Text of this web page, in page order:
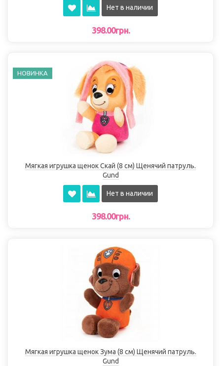
Нет в наличии
398.00грн.
НОВИНКА
Мягкая игрушка щенок Скай (8 см) Щенячий патруль.
Gund
Нет в наличии
398.00грн.
Мягкая игрушка щенок Зума (8 см) Щенячий патруль.
Gund